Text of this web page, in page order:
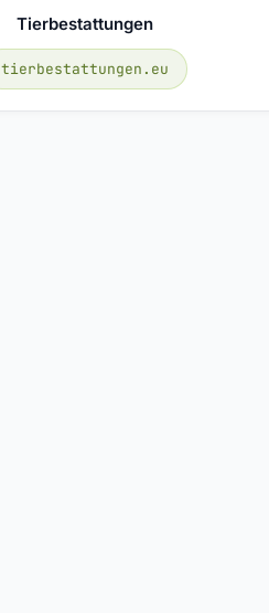
Tierbestattungen
tierbestattungen.eu